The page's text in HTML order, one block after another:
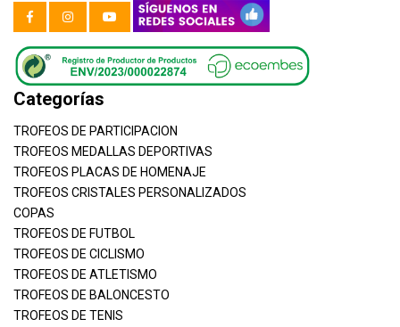
Categorías
TROFEOS DE PARTICIPACION
TROFEOS MEDALLAS DEPORTIVAS
TROFEOS PLACAS DE HOMENAJE
TROFEOS CRISTALES PERSONALIZADOS
COPAS
TROFEOS DE FUTBOL
TROFEOS DE CICLISMO
TROFEOS DE ATLETISMO
TROFEOS DE BALONCESTO
TROFEOS DE TENIS